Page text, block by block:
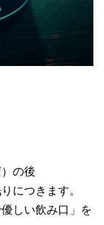
の後
につきます。
しい飲み口」を